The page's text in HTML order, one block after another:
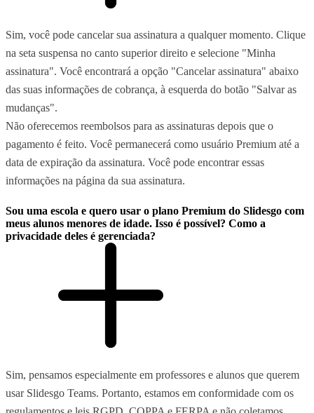
Sim, você pode cancelar sua assinatura a qualquer momento. Clique
na seta suspensa no canto superior direito e selecione "Minha
assinatura". Você encontrará a opção "Cancelar assinatura" abaixo
das suas informações de cobrança, à esquerda do botão "Salvar as
mudanças".
Não oferecemos reembolsos para as assinaturas depois que o
pagamento é feito. Você permanecerá como usuário Premium até a
data de expiração da assinatura. Você pode encontrar essas
informações na página da sua assinatura.
Sou uma escola e quero usar o plano Premium do Slidesgo com
meus alunos menores de idade. Isso é possível? Como a
privacidade deles é gerenciada?
Sim, pensamos especialmente em professores e alunos que querem
usar Slidesgo Teams. Portanto, estamos em conformidade com os